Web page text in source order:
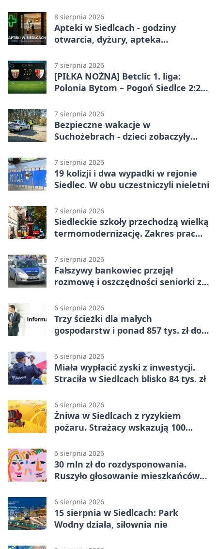
8 sierpnia 2026
Apteki w Siedlcach - godziny
otwarcia, dyżury, apteka
7 sierpnia 2026
[PIŁKA NOŻNA] Betclic 1. liga:
Polonia Bytom – Pogoń Siedlce 2:2.
emocjonującej końcówce
7 sierpnia 2026
Bezpieczne wakacje w
Suchożebrach - dzieci zobaczyły
7 sierpnia 2026
19 kolizji i dwa wypadki w rejonie
Siedlec. W obu uczestniczyli nieletni
7 sierpnia 2026
Siedleckie szkoły przechodzą wielką
termomodernizację. Zakres prac
7 sierpnia 2026
Fałszywy bankowiec przejął
rozmowę i oszczędności seniorki z
6 sierpnia 2026
Trzy ścieżki dla małych
gospodarstw i ponad 857 tys. zł do
6 sierpnia 2026
Miała wypłacić zyski z inwestycji.
Straciła w Siedlcach blisko 84 tys. zł
6 sierpnia 2026
Żniwa w Siedlcach z ryzykiem
pożaru. Strażacy wskazują 100
6 sierpnia 2026
30 mln zł do rozdysponowania.
Ruszyło głosowanie mieszkańców
6 sierpnia 2026
15 sierpnia w Siedlcach: Park
Wodny działa, siłownia nie